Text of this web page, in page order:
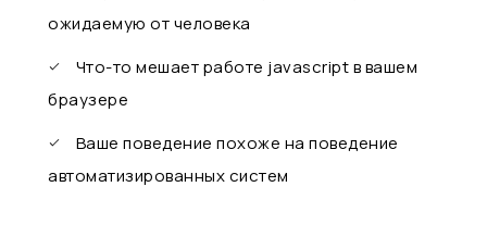
ожидаемую от человека
Что-то мешает работе javascript в вашем
браузере
Ваше поведение похоже на поведение
автоматизированных систем